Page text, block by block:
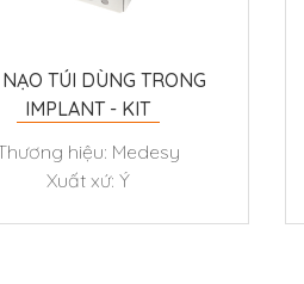
TÚI DÙNG TRONG
IMPLANT - KIT
hiệu: Medesy
Xuất xứ: Ý